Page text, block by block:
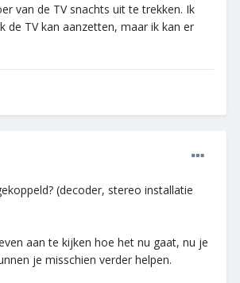
van de TV snachts uit te trekken. Ik
de TV kan aanzetten, maar ik kan er
(decoder, stereo installatie
aan te kijken hoe het nu gaat, nu je
je misschien verder helpen.